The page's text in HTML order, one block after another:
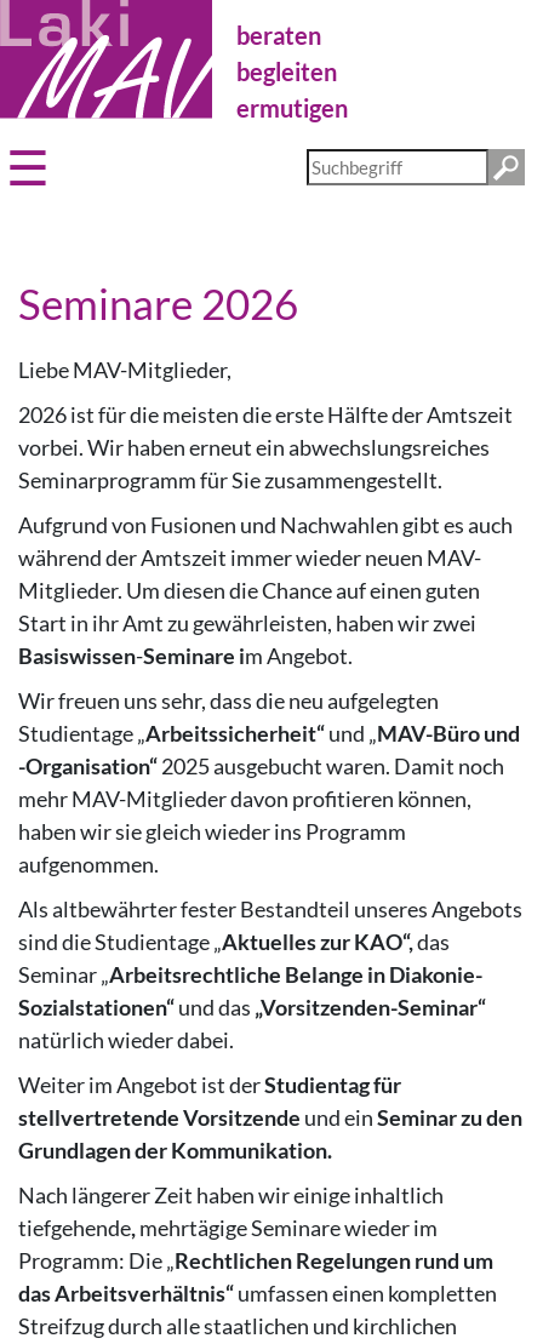
Direkt
zum
Inhalt
beraten
begleiten
ermutigen
Diese
Website
Seminare 2026
Liebe MAV-Mitglieder,
2026 ist für die meisten die erste Hälfte der Amtszeit
vorbei. Wir haben erneut ein abwechslungsreiches
Seminarprogramm für Sie zusammengestellt.
Aufgrund von Fusionen und Nachwahlen gibt es auch
während der Amtszeit immer wieder neuen MAV-
Mitglieder. Um diesen die Chance auf einen guten
Start in ihr Amt zu gewährleisten, haben wir zwei
Basiswissen-Seminare im Angebot.
Wir freuen uns sehr, dass die neu aufgelegten
Studientage „Arbeitssicherheit“und „MAV-Büround
-Organisation“2025 ausgebucht waren. Damit noch
mehr MAV-Mitglieder davon profitieren können,
haben wir sie gleich wieder ins Programm
aufgenommen.
Als altbewährter fester Bestandteil unseres Angebots
sind die Studientage „Aktuelles zur KAO“,das
Seminar „Arbeitsrechtliche Belange inDiakonie-
Sozialstationen“und das „Vorsitzenden-Seminar“
natürlich wieder dabei.
Weiter im Angebot ist derStudientag für
stellvertretende Vorsitzende und einSeminar zu den
Grundlagen der Kommunikation.
Nach längerer Zeit haben wir einige inhaltlich
tiefgehende,mehrtägige Seminare wieder im
Programm: Die „Rechtlichen Regelungenrund um
das Arbeitsverhältnis“umfassen einen kompletten
Streifzug durch alle staatlichen und kirchlichen